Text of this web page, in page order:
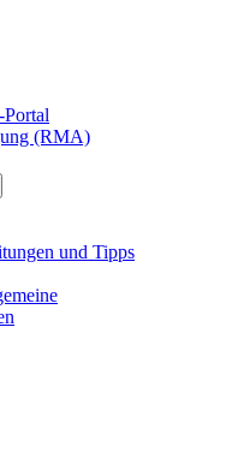
Portal
(RMA)
und Tipps